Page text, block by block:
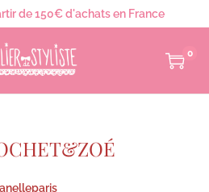
de 150€ d'achats en France
0